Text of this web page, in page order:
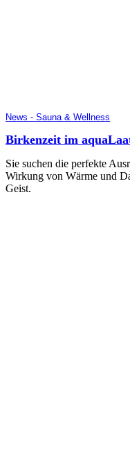
News - Sauna & Wellness
Birkenzeit im
Sie suchen die perfekte
Wirkung von Wärme und
Geist.